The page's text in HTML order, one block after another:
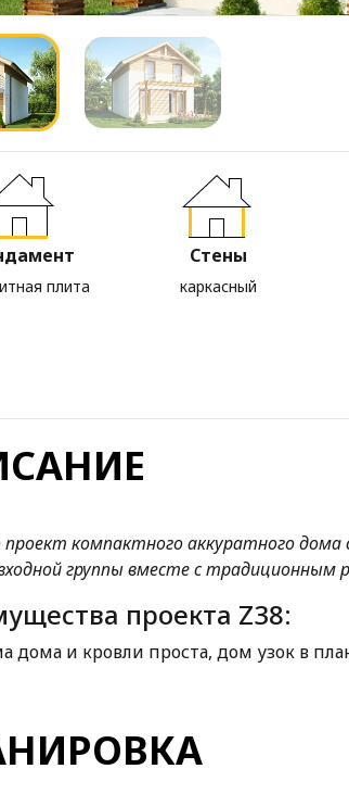
плита
Стены
каркасный
компактного аккуратного
группы вместе с
проекта Z38:
дома и кровли проста, дом узок в
зона гостиной и кухни
предусмотрен камин. Он